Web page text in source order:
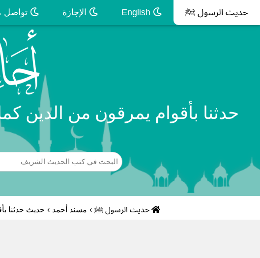
حديث الرسول ﷺ الإجازة تواصل
حدثنا بأقوام يمرقون من الدين
حديث الرسول ﷺ › مسند أحمد › حديث حدثنا